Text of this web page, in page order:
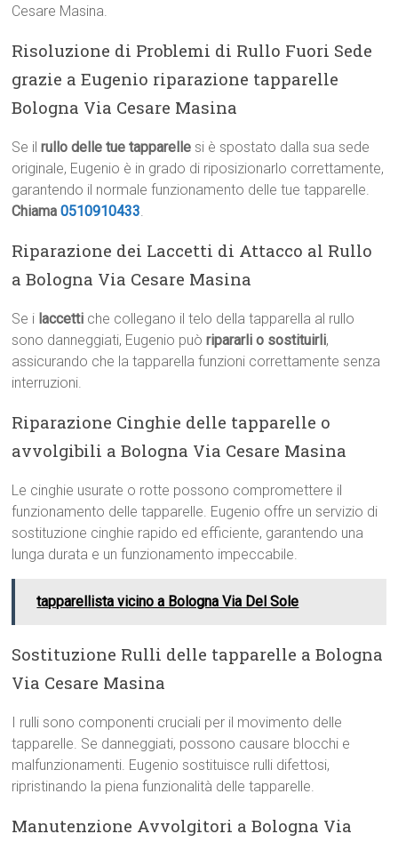
Cesare Masina.
Risoluzione di Problemi di Rullo Fuori Sede
grazie a Eugenio riparazione tapparelle
Bologna Via Cesare Masina
Se ilrullo delle tue tapparelle si è spostato dalla sua sede
originale, Eugenio è in grado di riposizionarlo correttamente,
garantendo il normale funzionamento delle tue tapparelle.
Chiama0510910433.
Riparazione dei Laccetti di Attacco al Rullo
a Bologna Via Cesare Masina
Se i laccetti che collegano il telo della tapparella al rullo
sono danneggiati, Eugenio puòripararli o sostituirli,
assicurando che la tapparella funzioni correttamente senza
interruzioni.
Riparazione Cinghie delle tapparelle o
avvolgibili a Bologna Via Cesare Masina
Le cinghie usurate o rotte possono compromettere il
funzionamento delle tapparelle. Eugenio offre un servizio di
sostituzione cinghie rapido ed efficiente, garantendo una
lunga durata e un funzionamento impeccabile.
tapparellista vicino a Bologna Via Del Sole
Sostituzione Rulli delle tapparelle a Bologna
Via Cesare Masina
I rulli sono componenti cruciali per il movimento delle
tapparelle. Se danneggiati, possono causare blocchi e
malfunzionamenti. Eugenio sostituisce rulli difettosi,
ripristinando la piena funzionalità delle tapparelle.
Manutenzione Avvolgitori a Bologna Via